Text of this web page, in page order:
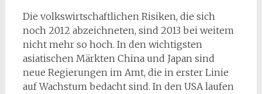
Die volkswirtschaftlichen Risiken, die sich
noch 2012 abzeichneten, sind 2013 bei weitem
nicht mehr so hoch. In den wichtigsten
asiatischen Märkten China und Japan sind
neue Regierungen im Amt, die in erster Linie
auf Wachstum bedacht sind. In den USA laufen